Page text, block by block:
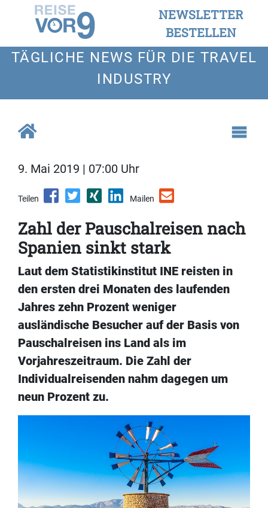
NEWSLETTER
BESTELLEN
TÄGLICHE NEWS FÜR DIE TRAVEL
INDUSTRY
9. Mai 2019 | 07:00 Uhr
Teilen Mailen
Zahl der Pauschalreisen nach
Spanien sinkt stark
Laut dem Statistikinstitut INE reisten in
den ersten drei Monaten des laufenden
Jahres zehn Prozent weniger
ausländische Besucher auf der Basis von
Pauschalreisen ins Land als im
Vorjahreszeitraum. Die Zahl der
Individualreisenden nahm dagegen um
neun Prozent zu.